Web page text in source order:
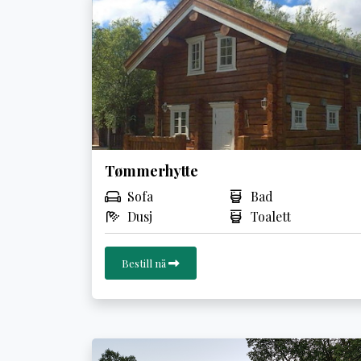
Tømmerhytte
Sofa
Bad
Dusj
Toalett
Bestill nå